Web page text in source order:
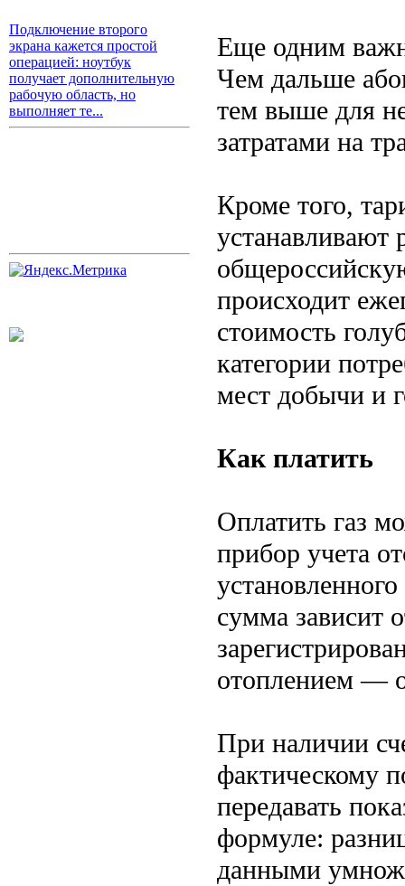
Подключение второго
экрана кажется простой
операцией: ноутбук
получает дополнительную
рабочую область, но
выполняет те...
Еще одним
Чем дальше
тем выше для
затратами на
Кроме того,
устанавливают
происходит
стоимость
категории
мест добычи и
Как платить
Оплатить газ
прибор учета
сумма зависит
отоплением —
При наличии
фактическому
передавать
формуле:
данными